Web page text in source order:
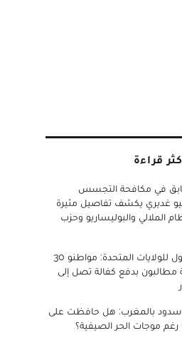
قراءة
في مكافحة التجسس
غديري يكشف تفاصيل مثيرة
الملالي والبوليساريو وحزب
تأشيرة الدخول للولايات المتحدة: مواطنو 30
مطالبون بدفع كفالة تصل إلى
سدود بالمغرب: هل حافظت على
موجات الحر الصيفية؟